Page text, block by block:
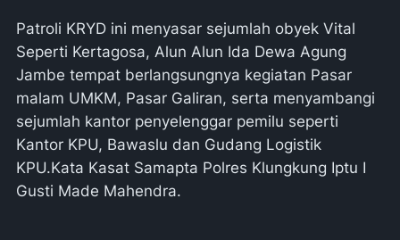
Patroli KRYD ini menyasar sejumlah obyek Vital
Seperti Kertagosa, Alun Alun Ida Dewa Agung
Jambe tempat berlangsungnya kegiatan Pasar
malam UMKM, Pasar Galiran, serta menyambangi
sejumlah kantor penyelenggar pemilu seperti
Kantor KPU, Bawaslu dan Gudang Logistik
KPU.Kata Kasat Samapta Polres Klungkung Iptu I
Gusti Made Mahendra.